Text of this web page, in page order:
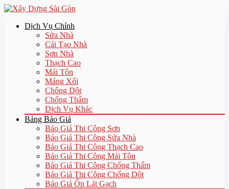
Dịch Vụ Chính
Sửa Nhà
Cải Tạo Nhà
Sơn Nhà
Thạch Cao
Mái Tôn
Máng Xối
Chống Dột
Chống Thấm
Dịch Vụ Khác
Bảng Báo Giá
Báo Giá Thi Công Sơn
Báo Giá Thi Công Sửa Nhà
Báo Giá Thi Công Thạch Cao
Báo Giá Thi Công Mái Tôn
Báo Giá Thi Công Chống Thấm
Báo Giá Thi Công Chống Dột
Báo Giá Ốp Lát Gạch